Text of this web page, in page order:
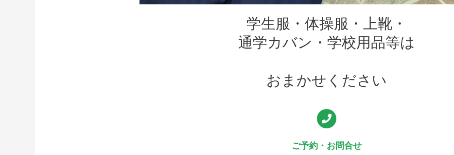
学生服・体操服・上靴・
通学カバン・学校用品等は
おまかせください
ご予約・お問合せ